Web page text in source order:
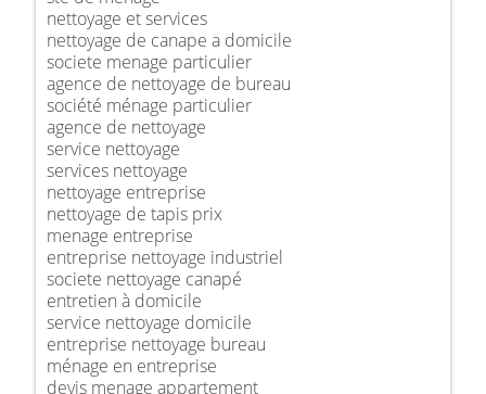
nettoyage et services
nettoyage de canape a domicile
societe menage particulier
agence de nettoyage de bureau
société ménage particulier
agence de nettoyage
service nettoyage
services nettoyage
nettoyage entreprise
nettoyage de tapis prix
menage entreprise
entreprise nettoyage industriel
societe nettoyage canapé
entretien à domicile
service nettoyage domicile
entreprise nettoyage bureau
ménage en entreprise
devis menage appartement